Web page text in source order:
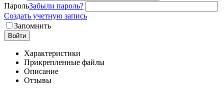
ПарольЗабыли пароль?
Создать учетную запись
Запомнить
Войти
Характеристики
Прикрепленные файлы
Описание
Отзывы